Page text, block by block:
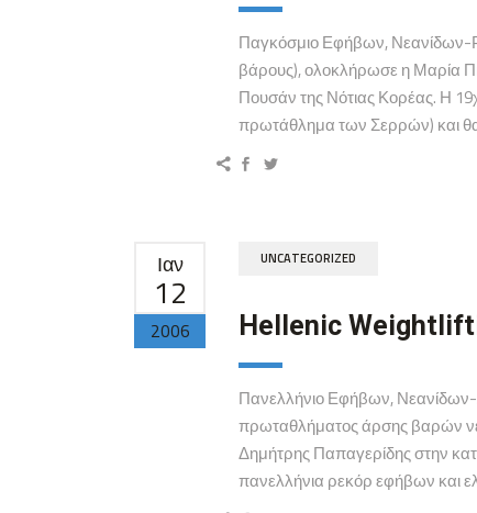
Παγκόσμιο Εφήβων, Νεανίδων-
βάρους), ολοκλήρωσε η Μαρία
Πουσάν της Νότιας Κορέας. Η
πρωτάθλημα των Σερρών) και
Ιαν
12
2006
UNCATEGORIZED
Hellenic
Πανελλήνιο Εφήβων, Νεανίδων-
πρωταθλήματος άρσης βαρών
Δημήτρης Παπαγερίδης στην
πανελλήνια ρεκόρ εφήβων και